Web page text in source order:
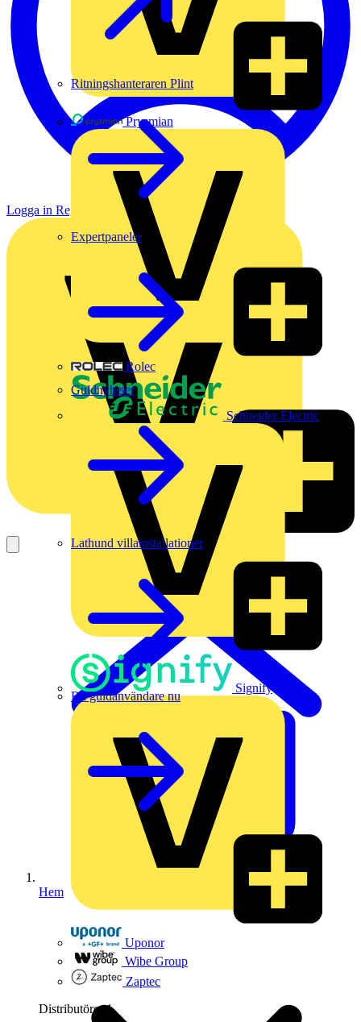
Prysmian
Rolec
Schneider Electric
Signify
Uponor
Wibe Group
Zaptec
Distributörer 1
Ritningshanteraren Plint
Expertpaneler
Guldnyheter
Lathund villainstallationer
Bli guldanvändare nu
Logga in Registrera dig
Hem